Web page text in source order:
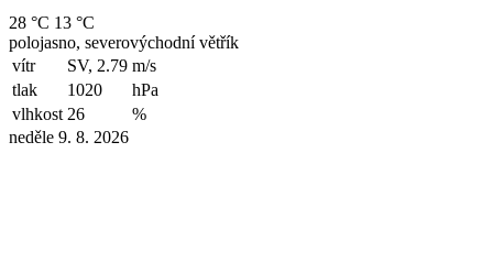
28 °C 13 °C
polojasno, severovýchodní větřík
vítr
SV, 2.79 m/s
tlak
1020
hPa
vlhkost 26
%
neděle 9. 8. 2026